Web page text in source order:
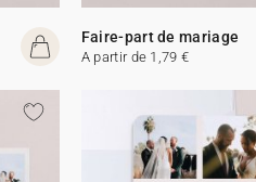
Faire-part de mariage
A partir de 1,79 €